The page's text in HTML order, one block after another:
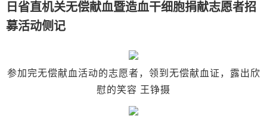
日省直机关无偿献血暨造血干细胞捐献志愿者招
募活动侧记
参加完无偿献血活动的志愿者，领到无偿献血证，露出欣
慰的笑容 王铮摄